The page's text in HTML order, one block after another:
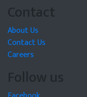
Contact
About Us
Contact Us
Careers
Follow us